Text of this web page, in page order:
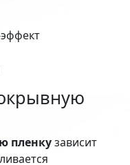
пленкузависит